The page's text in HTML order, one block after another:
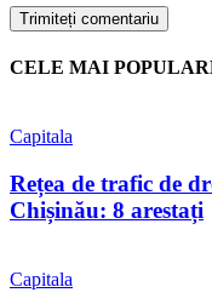
CELE MAI
Capitala
Rețea de trafic de
Chișinău: 8 arestați
Capitala